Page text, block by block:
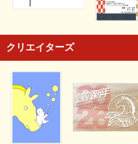
クリエイターズ